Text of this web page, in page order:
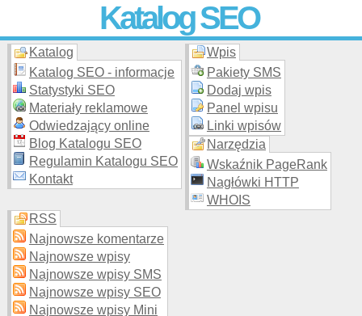
Katalog SEO
Skuteczna i promocja stron WWW –
moderowanego katalogu za darmo!
Katalog
Katalog SEO - informacje
Statystyki SEO
Materiały reklamowe
Odwiedzający online
Blog Katalogu SEO
Regulamin Katalogu SEO
Kontakt
Wpis
Pakiety SMS
Dodaj wpis
Panel wpisu
Linki wpisów
Narzędzia
Wskaźnik PageRank
Nagłówki HTTP
WHOIS
RSS
Najnowsze komentarze
Najnowsze wpisy
Najnowsze wpisy SMS
Najnowsze wpisy SEO
Najnowsze wpisy Mini